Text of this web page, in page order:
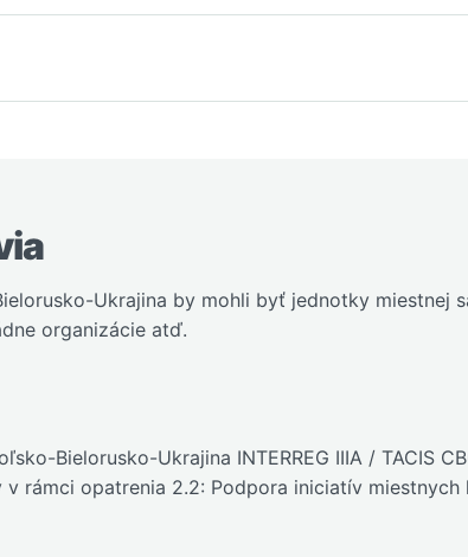
Ukrajina by mohli byť jednotky miestnej
organizácie atď.
Bielorusko-Ukrajina INTERREG IIIA / TACIS
rámci opatrenia 2.2: Podpora iniciatív miestnych